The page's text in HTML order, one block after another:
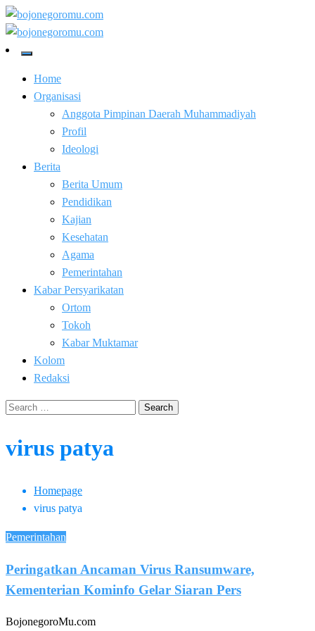
Skip
to
content
bojonegoromu.com
bojonegoromu.com
Home
Organisasi
Anggota Pimpinan Daerah Muhammadiyah
Profil
Ideologi
Berita
Berita Umum
Pendidikan
Kajian
Kesehatan
Agama
Pemerintahan
Kabar Persyarikatan
Ortom
Tokoh
Kabar Muktamar
Kolom
Redaksi
Search
virus patya
Homepage
virus patya
Pemerintahan
Peringatkan Ancaman Virus Ransumware,
Kementerian Kominfo Gelar Siaran Pers
BojonegoroMu.com